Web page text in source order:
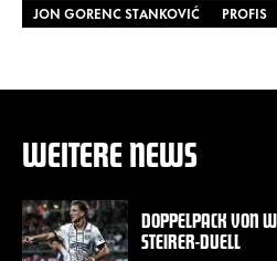
JON GORENC STANKOVIĆ PROFIS
WEITERE NEWS
DOPPELPACK VON
STEIRER-DUELL